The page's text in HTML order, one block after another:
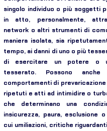
singolo individuo o più soggetti
in atto, personalmente,
network o altri strumenti di
maniera isolata, sia
tempo, ai danni di uno o più
di esercitare un potere o
tesserato. Possono
comportamenti di
ripetuti e atti ad intimidire o
che determinano una
insicurezza, paura, esclusione
cui umiliazioni, critiche